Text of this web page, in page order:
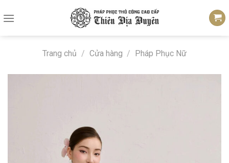
to
Trang chủ / Cửa hàng / Pháp Phục Nữ